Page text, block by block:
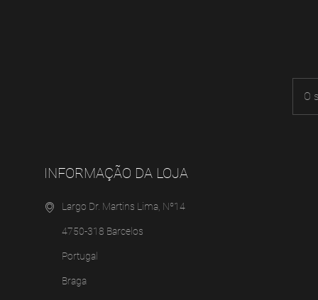
INFORMAÇÃO DA LOJA
Largo Dr. Martins Lima, Nº14
4750-318 Barcelos
Portugal
Braga